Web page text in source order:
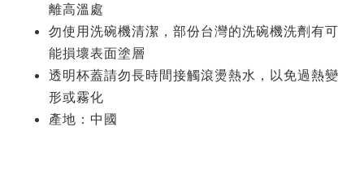
離高溫處
勿使用洗碗機清潔，部份台灣的洗碗機洗劑有可
能損壞表面塗層
透明杯蓋請勿長時間接觸滾燙熱水，以免過熱變
形或霧化
產地：中國